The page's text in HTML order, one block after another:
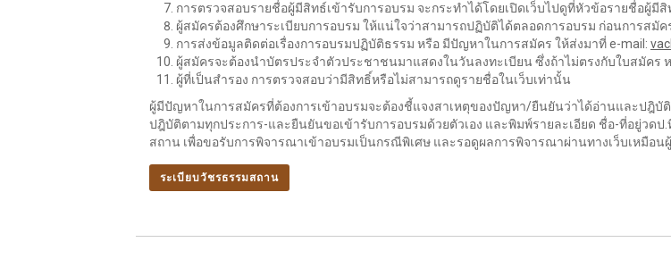
การตรวจสอบรายชื่อผู้มีสิทธ์เข้ารับการอบรม จะกระทำได้โดยเปิดเว็บไปดูที่หัวข้อรายชื่อผู้มี
ผู้สมัครต้องศึกษาระเบียบการอบรม ให้แน่ใจว่าสามารถปฏิบัติได้ตลอดการอบรม ก่อนการสมั
การส่งข้อมูลติดต่อเรื่องการอบรมปฏิบัติธรรม หรือ มีปัญหาในการสมัคร ให้ส่งมาที่ e-mail:
ผู้สมัครจะต้องนำบัตรประจำตัวประชาชนมาแสดงในวันลงทะเบียน ซึ่งถ้าไม่ตรงกับใบสมัคร
ผู้ที่เป็นสำรอง การตรวจสอบว่ามีสิทธิ์หรือไม่สามารถดูรายชื่อในเว็บเท่านั้น
ผู้มีปัญหาในการสมัครที่ต้องการเข้าอบรมจะต้องชี้แจงสาเหตุของปัญหา/ยืนยันว่าได้อ่านและปฎิ
ปฎิบัติตามทุกประการ-และยืนยันขอเข้ารับการอบรมด้วยตัวเอง และพิมพ์รายละเอียด ชื่อ-ที่อยู่วด
สถาน เพื่อขอรับการพิจารณาเข้าอบรมเป็นกรณีพิเศษ และรอดูผลการพิจารณาผ่านทางเว็บเหมือ
ระเบียบวัชรธรรมสถาน